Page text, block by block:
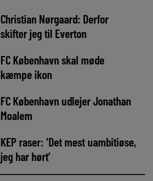
Christian Nørgaard: Derfor
skifter jeg til Everton
FC København skal møde
kæmpe ikon
FC København udlejer Jonathan
Moalem
KEP raser: ‘Det mest uambitiøse,
jeg har hørt’